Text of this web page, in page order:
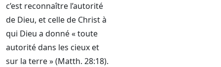
c’est reconnaître l’autorité
de Dieu, et celle de Christ à
qui Dieu a donné « toute
autorité dans les cieux et
sur la terre » (Matth. 28:18).